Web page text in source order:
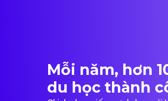
Mỗi năm, hơn
du học thành